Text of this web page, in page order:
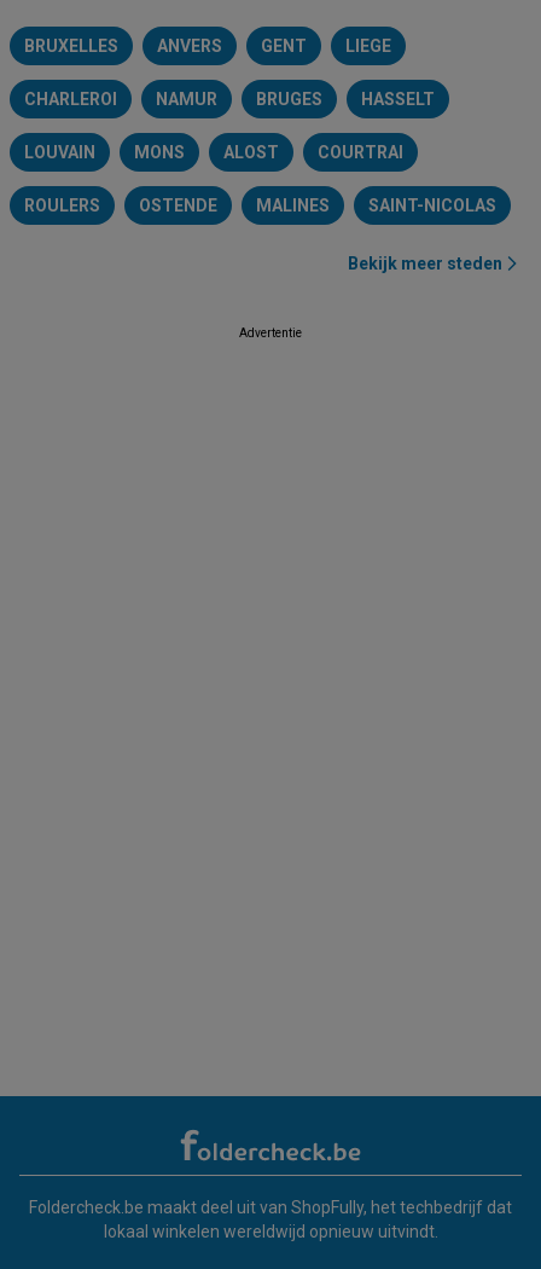
BRUXELLES ANVERS GENT LIEGE
CHARLEROI NAMUR BRUGES HASSELT
LOUVAIN MONS ALOST COURTRAI
ROULERS OSTENDE MALINES SAINT-NICOLAS
Bekijk meer steden
Advertentie
Foldercheck.be maakt deel uit van ShopFully, het techbedrijf dat
lokaal winkelen wereldwijd opnieuw uitvindt.